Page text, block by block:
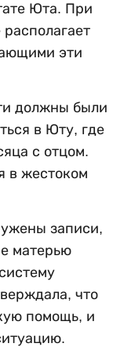
Юта. При
эти
должны были
в Юту, где
с отцом.
в жестоком
записи,
матерью
что
помощь, и